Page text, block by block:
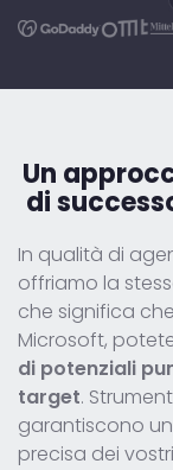
Un
di
In qualità di
offriamo la
che significa
Microsoft,
di potenziali
target.
garantiscono
precisa dei